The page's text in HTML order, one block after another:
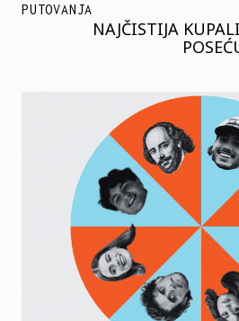
PUTOVANJA
NAJČISTIJA